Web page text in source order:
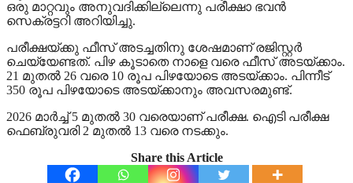
ഒരു മാറ്റവും അനുവദിക്കില്ലെന്നു പരീക്ഷാ ഭവൻ
സെക്രട്ടറി അറിയിച്ചു.
പരീക്ഷയ്ക്കു ഫീസ് അടച്ചതിനു ശേഷമാണ് രജിസ്റ്റർ
ചെയ്യേണ്ടത്. പിഴ കൂടാതെ നാളെ വരെ ഫീസ് അടയ്ക്കാം.
21 മുതൽ 26 വരെ 10 രൂപ പിഴയോടെ അടയ്ക്കാം. പിന്നീട്
350 രൂപ പിഴയോടെ അടയ്ക്കാനും അവസരമുണ്ട്.
2026 മാർച്ച് 5 മുതൽ 30 വരെയാണ് പരീക്ഷ. ഐടി പരീക്ഷ
ഫെബ്രുവരി 2 മുതൽ 13 വരെ നടക്കും.
Share this Article